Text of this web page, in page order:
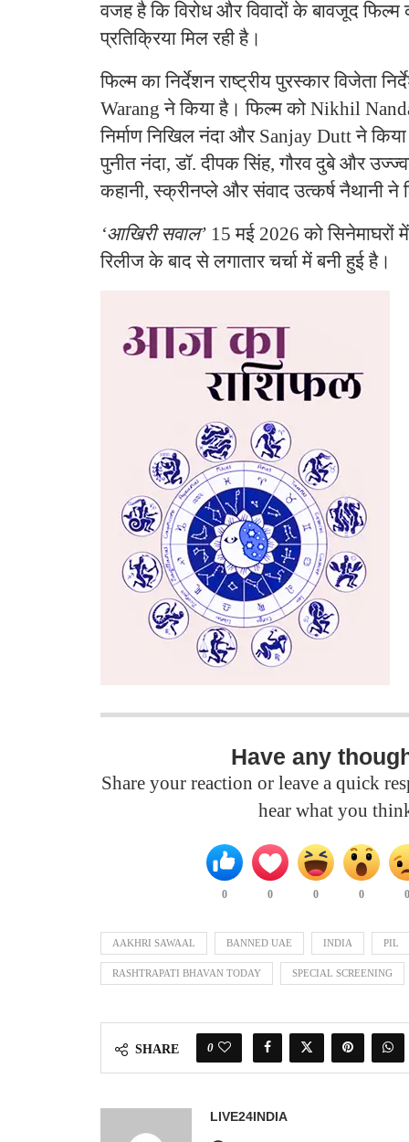
वजह है कि विरोध और विवादों के बावजूद
प्रतिक्रिया मिल रही है।
फिल्म का निर्देशन राष्ट्रीय पुरस्कार विजेता
Warang ने किया है। फिल्म को Nikhil
निर्माण निखिल नंदा और Sanjay Dutt ने किया
पुनीत नंदा, डॉ. दीपक सिंह, गौरव दुबे और
कहानी, स्क्रीनप्ले और संवाद उत्कर्ष नैथानी
‘आखिरी सवाल’ 15 मई 2026 को सिनेमाघरों
रिलीज के बाद से लगातार चर्चा में बनी हुई है।
Have any
Share your reaction or leave a quick
hear what you
0 0 0 0
AAKHRI SAWAAL BANNED UAE INDIA PIL
RASHTRAPATI BHAVAN TODAY SPECIAL SCREENING
SHARE 0
LIVE24INDIA